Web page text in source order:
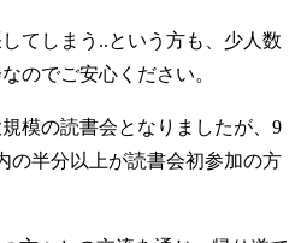
てしまう..という方も、少人数
のでご安心ください。
模の読書会となりましたが、9
の半分以上が読書会初参加の方